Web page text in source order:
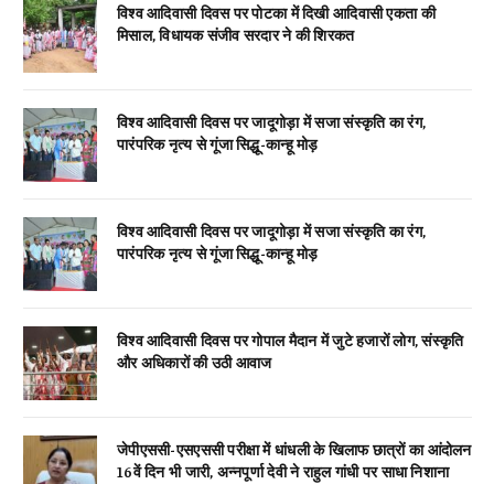
विश्व आदिवासी दिवस पर पोटका में दिखी आदिवासी एकता की
मिसाल, विधायक संजीव सरदार ने की शिरकत
विश्व आदिवासी दिवस पर जादूगोड़ा में सजा संस्कृति का रंग,
पारंपरिक नृत्य से गूंजा सिद्धू-कान्हू मोड़
विश्व आदिवासी दिवस पर जादूगोड़ा में सजा संस्कृति का रंग,
पारंपरिक नृत्य से गूंजा सिद्धू-कान्हू मोड़
विश्व आदिवासी दिवस पर गोपाल मैदान में जुटे हजारों लोग, संस्कृति
और अधिकारों की उठी आवाज
जेपीएससी-एसएससी परीक्षा में धांधली के खिलाफ छात्रों का आंदोलन
16वें दिन भी जारी, अन्नपूर्णा देवी ने राहुल गांधी पर साधा निशाना